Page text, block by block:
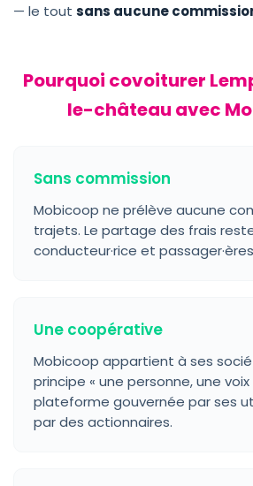
— le tout sans aucune
Pourquoi covoiturer
le-château avec
Sans commission
Mobicoop ne prélève aucune
trajets. Le partage des frais
conducteur·rice et
Une coopérative
Mobicoop appartient à ses
principe « une personne, une voix
plateforme gouvernée par ses
par des actionnaires.